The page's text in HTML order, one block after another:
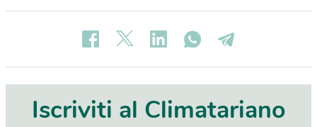
Iscriviti al Climatariano